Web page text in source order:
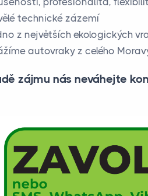
technické zázemí
z největších ekologických
autovraky z celého
zájmu nás neváhejte